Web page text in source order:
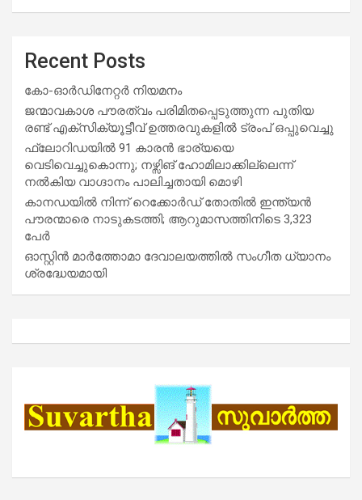
Recent Posts
കോ-ഓർഡിനേറ്റർ നിയമനം
ജന്മാവകാശ പൗരത്വം പരിമിതപ്പെടുത്തുന്ന പുതിയ
രണ്ട് എക്സിക്യൂട്ടീവ് ഉത്തരവുകളിൽ ട്രംപ് ഒപ്പുവെച്ചു
ഫ്ലോറിഡയിൽ 91 കാരൻ ഭാര്യയെ
വെടിവെച്ചുകൊന്നു; നഴ്സിങ് ഹോമിലാക്കില്ലെന്ന്
നൽകിയ വാഗ്ദാനം പാലിച്ചതായി മൊഴി
കാനഡയിൽ നിന്ന് റെക്കോർഡ് തോതിൽ ഇന്ത്യൻ
പൗരന്മാരെ നാടുകടത്തി; ആറുമാസത്തിനിടെ 3,323
പേർ
ഓസ്റ്റിൻ മാർത്തോമാ ദേവാലയത്തിൽ സംഗീത ധ്യാനം
ശ്രദ്ധേയമായി